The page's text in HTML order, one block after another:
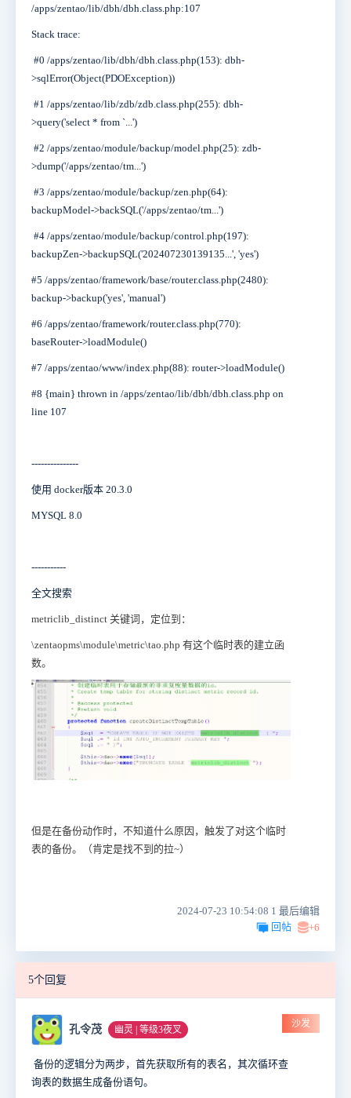
/apps/zentao/lib/dbh/dbh.class.php:107
Stack trace:
#0 /apps/zentao/lib/dbh/dbh.class.php(153): dbh-
>sqlError(Object(PDOException))
#1 /apps/zentao/lib/zdb/zdb.class.php(255): dbh-
>query('select * from `...')
#2 /apps/zentao/module/backup/model.php(25): zdb-
>dump('/apps/zentao/tm...')
#3 /apps/zentao/module/backup/zen.php(64):
backupModel->backSQL('/apps/zentao/tm...')
#4 /apps/zentao/module/backup/control.php(197):
backupZen->backupSQL('202407230139135...', 'yes')
#5 /apps/zentao/framework/base/router.class.php(2480):
backup->backup('yes', 'manual')
#6 /apps/zentao/framework/router.class.php(770):
baseRouter->loadModule()
#7 /apps/zentao/www/index.php(88): router->loadModule()
#8 {main} thrown in /apps/zentao/lib/dbh/dbh.class.php on
line 107
---------------
使用 docker版本 20.3.0
MYSQL 8.0
-----------
全文搜索
metriclib_distinct 关键词，定位到：
\zentaopms\module\metric\tao.php 有这个临时表的建立函
数。
但是在备份动作时，不知道什么原因，触发了对这个临时
表的备份。（肯定是找不到的拉~）
2024-07-23 10:54:08 1 最后编辑
回帖
+6
5个回复
孔令茂 幽灵 | 等级3夜叉
沙发
备份的逻辑分为两步，首先获取所有的表名，其次循环查
询表的数据生成备份语句。